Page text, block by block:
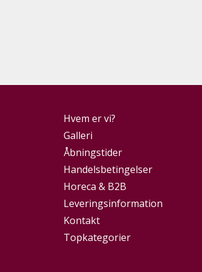
Hvem er vi?
Galleri
Åbningstider
Handelsbetingelser
Horeca & B2B
Leveringsinformation
Kontakt
Topkategorier